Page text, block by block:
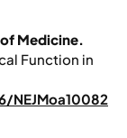
Medicine.
Function in